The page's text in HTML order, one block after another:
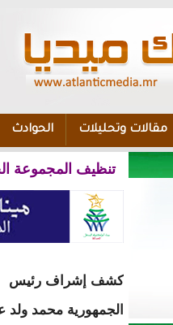
مقالات وتحليلات الحوادث
تنظيف المجموعة
كشف إشراف رئيس
الجمهورية محمد ولد